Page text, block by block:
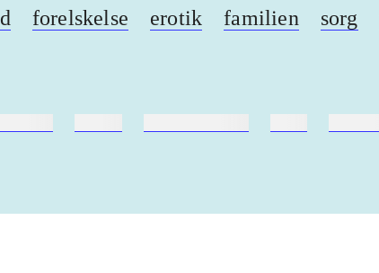
forelskelse erotik familien sorg